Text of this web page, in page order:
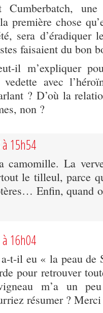
Cumberbatch,
première chose
sera d’éradiquer
faisaient du bon
il m’expliquer
avec
? D’où la
non ?
15h54
camomille. La
le tilleul, parce
Enfin, quand
16h04
t-il eu « la peau de
pour retrouver
m’a un
résumer ? Merci